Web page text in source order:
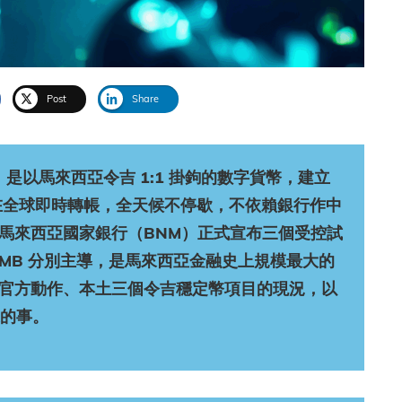
Post Share
以馬來西亞令吉 1:1 掛鉤的數字貨幣，建立
球即時轉帳，全天候不停歇，不依賴銀行作中
來西亞國家銀行（BNM）正式宣布三個受控試
分別主導，是馬來西亞金融史上規模最大的
方動作、本土三個令吉穩定幣項目的現況，以
事。